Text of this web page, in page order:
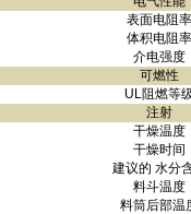
表面电阻率
体积电阻率
介电强度
可燃性
UL阻燃等
注射
干燥温度
干燥时间
建议的 水分
料斗温度
料筒后部温